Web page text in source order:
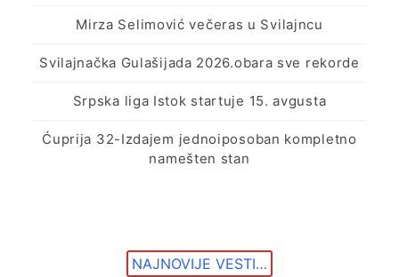
Mirza Selimović večeras u Svilajncu
Svilajnačka Gulašijada 2026.obara sve rekorde
Srpska liga Istok startuje 15. avgusta
Ćuprija 32-Izdajem jednoiposoban kompletno
namešten stan
NAJNOVIJE VESTI…